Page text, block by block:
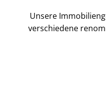
Unsere
verschiedene